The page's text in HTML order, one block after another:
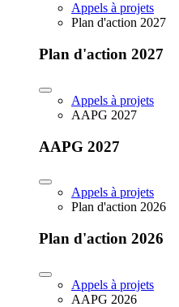
Appels à projets
Plan d'action 2027
Plan d'action 2027
Appels à projets
AAPG 2027
AAPG 2027
Appels à projets
Plan d'action 2026
Plan d'action 2026
Appels à projets
AAPG 2026